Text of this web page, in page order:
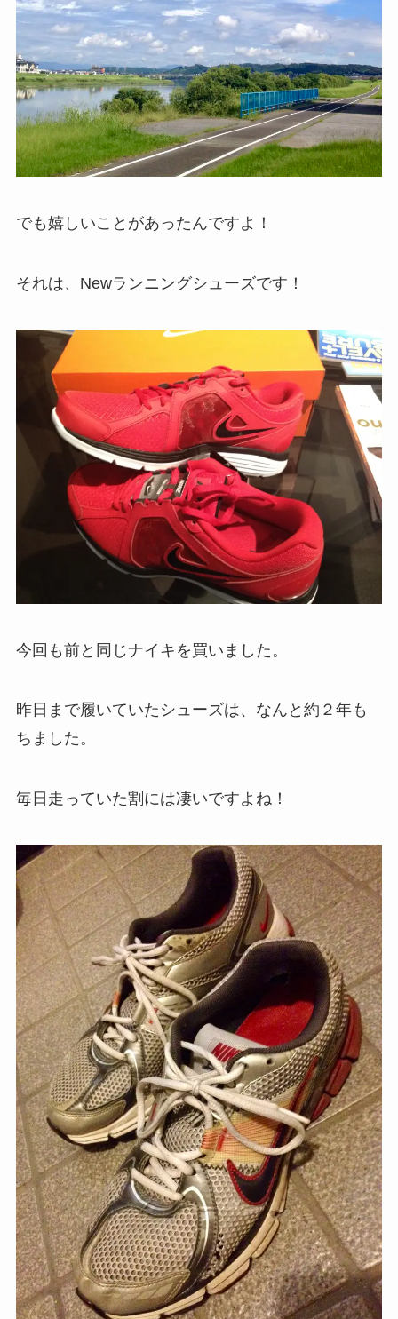
でも嬉しいことがあったんですよ！
それは、Newランニングシューズです！
今回も前と同じナイキを買いました。
昨日まで履いていたシューズは、なんと約２年も
ちました。
毎日走っていた割には凄いですよね！